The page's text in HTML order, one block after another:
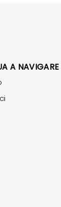
A NAVIGARE